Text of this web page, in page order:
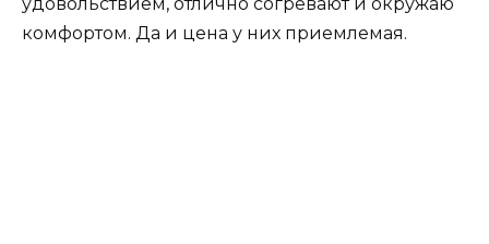
удовольствием, отлично согревают и окружаю
комфортом. Да и цена у них приемлемая.